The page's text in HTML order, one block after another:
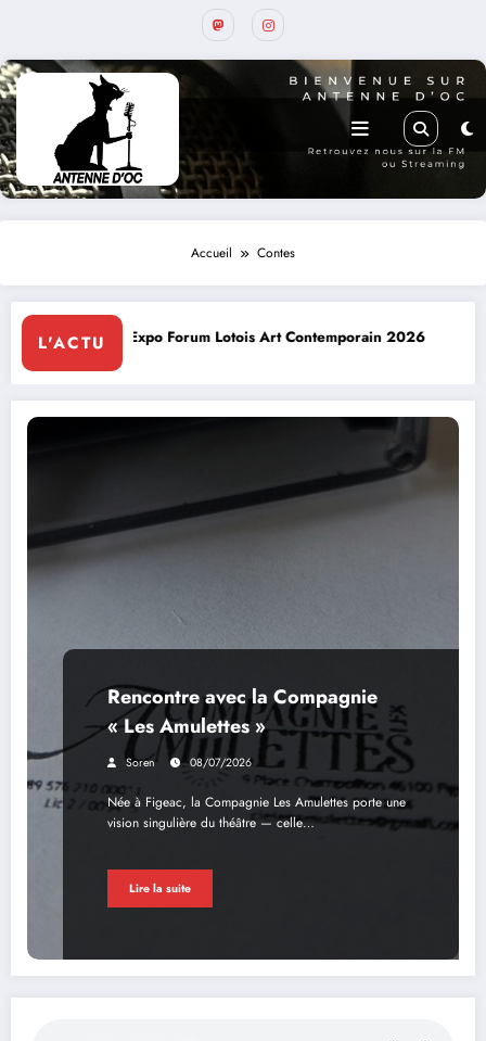
Accueil Contes
L'ACTU
Forum Lotois Art Contemporain 2026 Conte à la Grotte :
Rencontre avec la Compagnie
« Les Amulettes »
Soren 08/07/2026
Née à Figeac, la Compagnie Les Amulettes porte une
vision singulière du théâtre — celle…
Lire la suite